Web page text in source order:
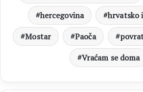
hercegovina
hrvatsko
Mostar
Paoča
Vraćam se doma